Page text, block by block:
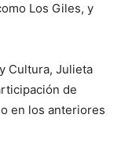
Los Giles, y
Cultura, Julieta
de
en los anteriores